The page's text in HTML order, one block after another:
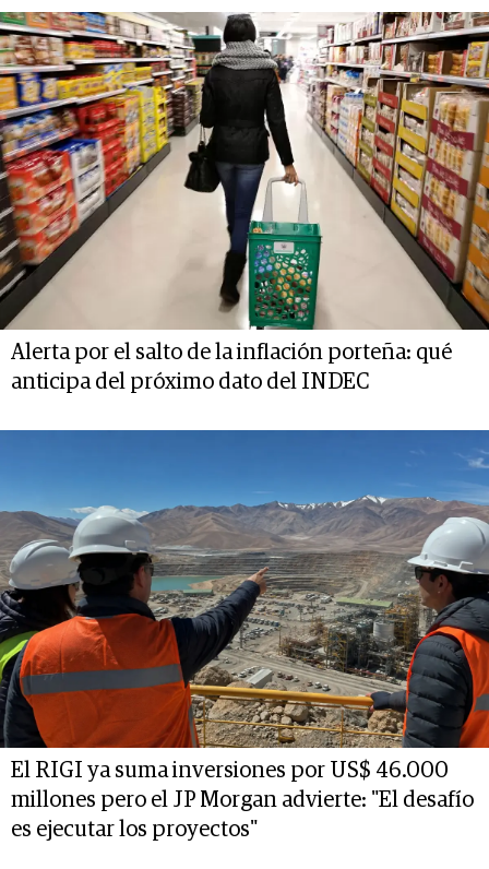
Alerta por el salto de la inflación porteña: qué
anticipa del próximo dato del INDEC
El RIGI ya suma inversiones por US$ 46.000
millones pero el JP Morgan advierte: "El desafío
es ejecutar los proyectos"